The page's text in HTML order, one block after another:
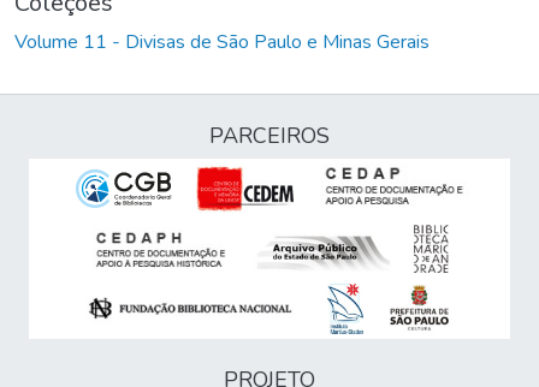
Volume 11 - Divisas de São Paulo e Minas Gerais
PARCEIROS
PROJETO